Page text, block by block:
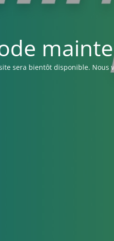
sera bientôt disponible. Nous